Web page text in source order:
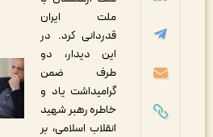
ملت ایران
قدردانی کرد. در
این دیدار، دو
طرف ضمن
گرامیداشت یاد و
خاطره رهبر شهید
انقلاب اسلامی، بر